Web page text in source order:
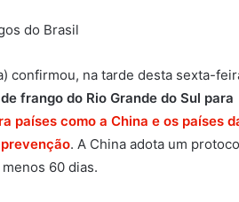
do Brasil
confirmou, na tarde desta sexta-
frango do Rio Grande do Sul para
países como a China e os países
. A China adota um
60 dias.